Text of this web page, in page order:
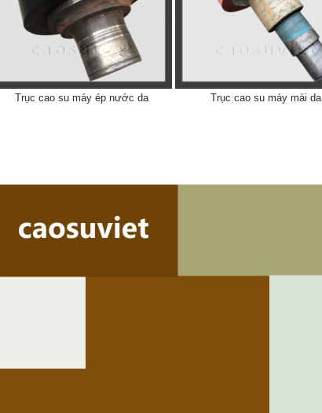
Trục cao su máy ép nước da Trục cao su máy mài da